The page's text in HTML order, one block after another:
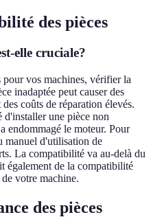
des pièces
elle cruciale?
pour vos machines, vérifier la
inadaptée peut causer des
coûts de réparation élevés.
d'installer une pièce non
endommagé le moteur. Pour
manuel d'utilisation de
La compatibilité va au-delà du
également de la compatibilité
votre machine.
des pièces